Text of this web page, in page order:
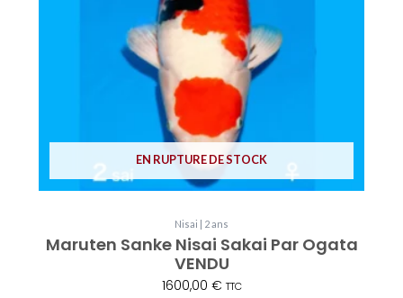
EN RUPTURE DE STOCK
Nisai | 2 ans
Maruten Sanke Nisai Sakai Par Ogata
VENDU
1600,00 € TTC